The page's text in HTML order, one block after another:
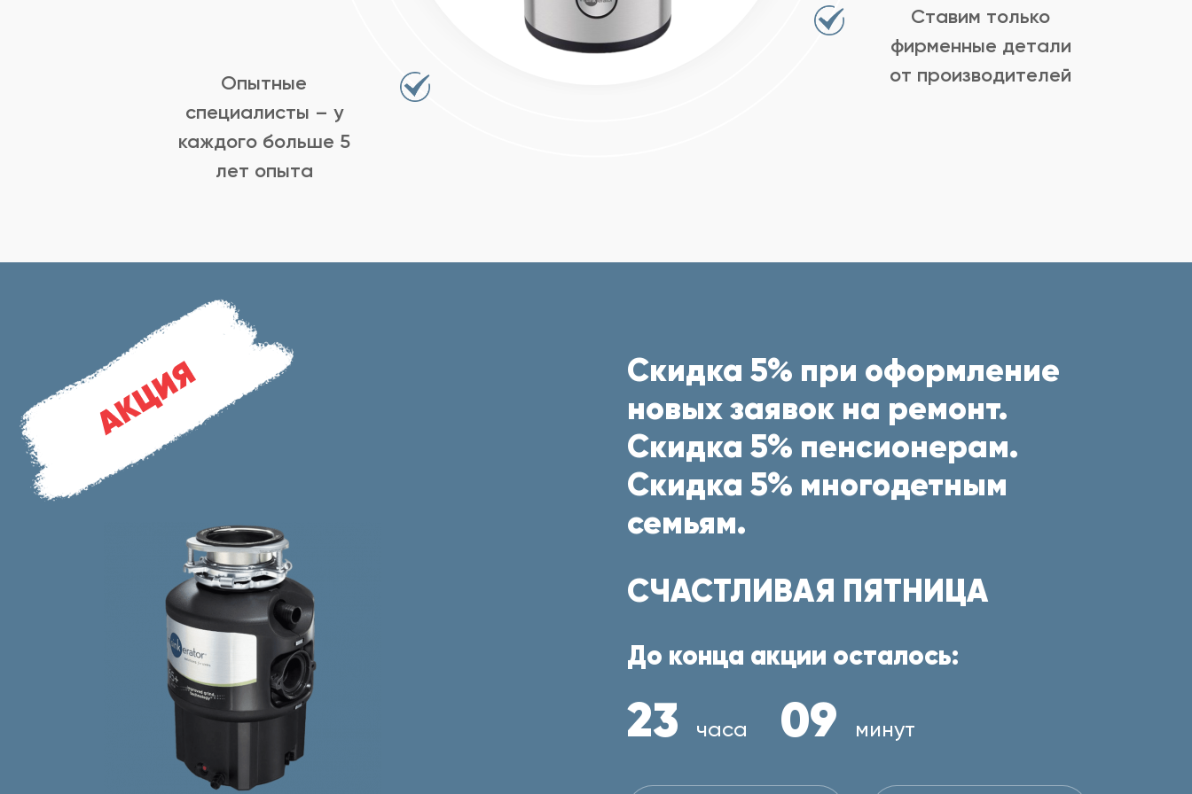
Опытные
специалисты – у
каждого больше 5
лет опыта
Ставим только
фирменные детали
от производителей
Скидка 5% при оформление
новых заявок на ремонт.
Скидка 5% пенсионерам.
Скидка 5% многодетным
семьям.
СЧАСТЛИВАЯ ПЯТНИЦА
До конца акции осталось:
23 часа 09 минут